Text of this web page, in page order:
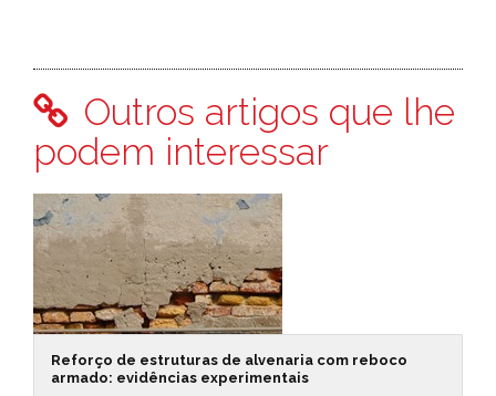
Outros artigos que lhe
podem interessar
Reforço de estruturas de alvenaria com reboco
armado: evidências experimentais